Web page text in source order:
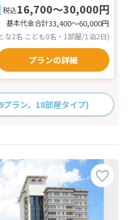
税込16,700～30,000円
基本代金合計33,400〜60,000円
な2名 こども0名・1部屋/1泊2日)
プランの詳細
プラン、18部屋タイプ)